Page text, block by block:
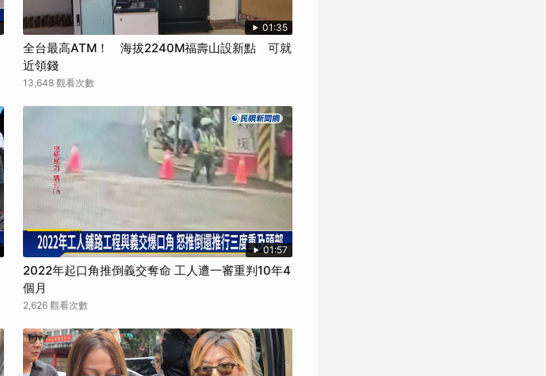
01:35
全台最高ATM！ 海拔2240M福壽山設新點 可就
近領錢
13,648 觀看次數
01:57
2022年起口角推倒義交奪命 工人遭一審重判10年4
個月
2,626 觀看次數